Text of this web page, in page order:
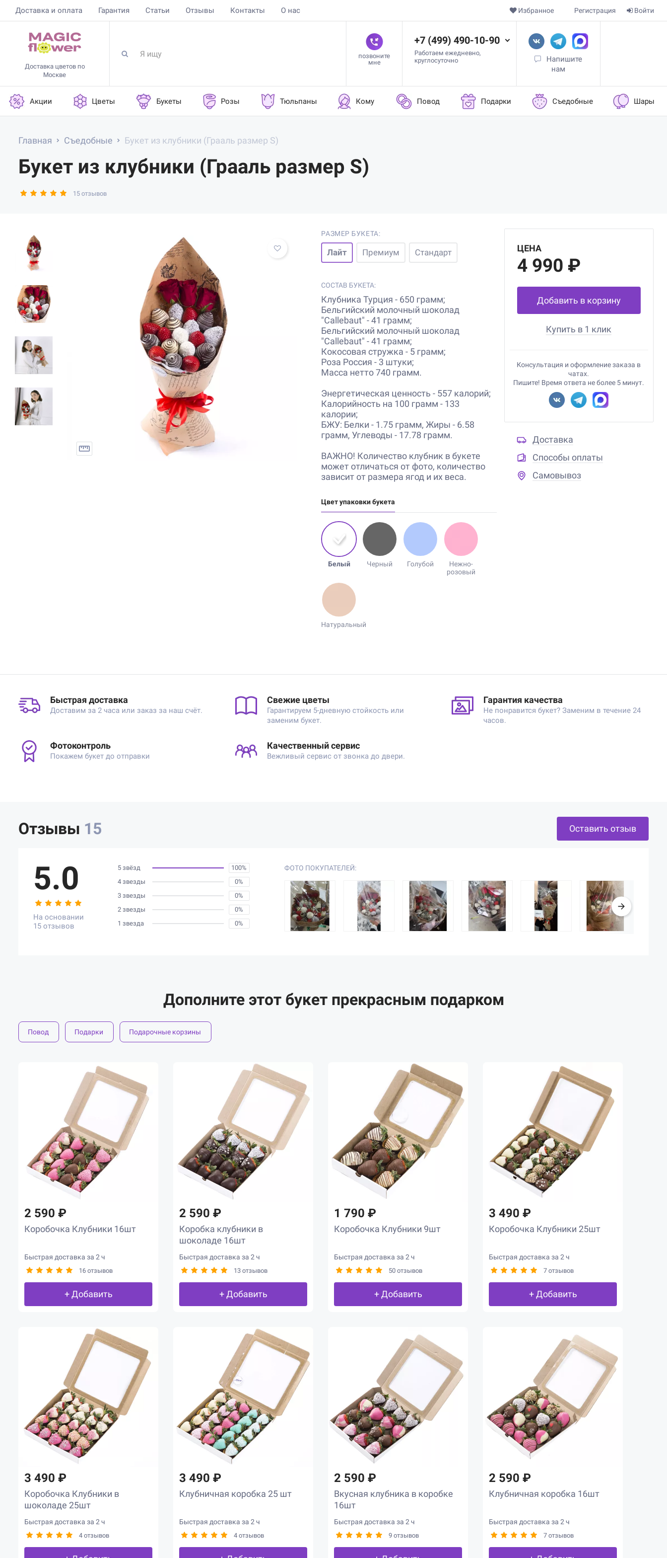
Доставка и оплата Гарантия Статьи Отзывы Контакты О нас Войти
Регистрация
Избранное
Доставка цветов по
Москве
позвоните
мне
+7 (499) 490-10-90
Работаем ежедневно,
круглосуточно
Напишите
нам
Акции Цветы Букеты Розы Тюльпаны Кому Повод Подарки Съедобные Шары
Главная Съедобные Букет из клубники (Грааль размер S)
Букет из клубники (Грааль размер S)
15 отзывов
РАЗМЕР БУКЕТА:
Лайт Премиум Стандарт
СОСТАВ БУКЕТА:
Клубника Турция - 650 грамм;
Бельгийский молочный шоколад
"Callebaut" - 41 грамм;
Бельгийский молочный шоколад
"Callebaut" - 41 грамм;
Кокосовая стружка - 5 грамм;
Роза Россия - 3 штуки;
Масса нетто 740 грамм.
Энергетическая ценность - 557 калорий;
Калорийность на 100 грамм - 133
калории;
БЖУ: Белки - 1.75 грамм, Жиры - 6.58
грамм, Углеводы - 17.78 грамм.
ВАЖНО! Количество клубник в букете
может отличаться от фото, количество
зависит от размера ягод и их веса.
Цвет упаковки букета
Белый Черный Голубой
Нежно-
розовый
Натуральный
ЦЕНА
4 990 ₽
Добавить в корзину
Купить в 1 клик
Консультация и оформление заказа в
чатах.
Пишите! Время ответа не более 5 минут.
Доставка
Способы оплаты
Самовывоз
Быстрая доставка
Доставим за 2 часа или заказ за наш счёт.
Свежие цветы
Гарантируем 5-дневную стойкость или
заменим букет.
Гарантия качества
Не понравится букет? Заменим в течение 24
часов.
Фотоконтроль
Покажем букет до отправки
Качественный сервис
Вежливый сервис от звонка до двери.
Отзывы 15 Оставить отзыв
5.0
На основании
15 отзывов
5 звёзд
100%
4 звезды
0%
3 звезды
0%
2 звезды
0%
1 звезда
0%
ФОТО ПОКУПАТЕЛЕЙ:
Дополните этот букет прекрасным подарком
Повод Подарки Подарочные корзины
2 590 ₽
Коробочка Клубники 16шт
Быстрая доставка за 2 ч
16 отзывов
+ Добавить
2 590 ₽
Коробка клубники в
шоколаде 16шт
Быстрая доставка за 2 ч
13 отзывов
+ Добавить
1 790 ₽
Коробочка Клубники 9шт
Быстрая доставка за 2 ч
50 отзывов
+ Добавить
3 490 ₽
Коробочка Клубники 25шт
Быстрая доставка за 2 ч
7 отзывов
+ Добавить
3 490 ₽
Коробочка Клубники в
шоколаде 25шт
Быстрая доставка за 2 ч
4 отзывов
3 490 ₽
Клубничная коробка 25 шт
Быстрая доставка за 2 ч
4 отзывов
2 590 ₽
Вкусная клубника в коробке
16шт
Быстрая доставка за 2 ч
9 отзывов
2 590 ₽
Клубничная коробка 16шт
Быстрая доставка за 2 ч
7 отзывов